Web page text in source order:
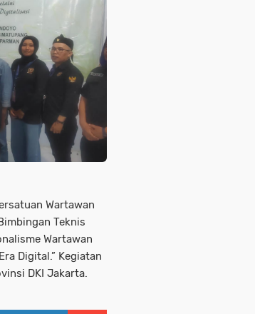
Wartawan
Teknis
Wartawan
Digital.” Kegiatan
DKI Jakarta.